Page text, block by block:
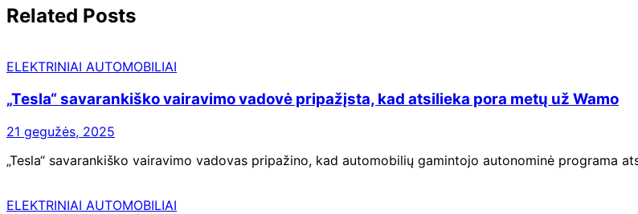
Related Posts
ELEKTRINIAI AUTOMOBILIAI
„Tesla“ savarankiško vairavimo vadovė pripažįsta, kad atsilieka pora metų už Wamo
21 gegužės, 2025
„Tesla“ savarankiško vairavimo vadovas pripažino, kad automobilių gamintojo autonominė programa
ELEKTRINIAI AUTOMOBILIAI